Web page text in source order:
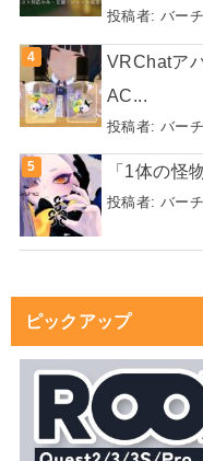
投稿者: バー
VRChatア
AC...
投稿者: バー
「1体の怪
投稿者: バー
ピックアップ